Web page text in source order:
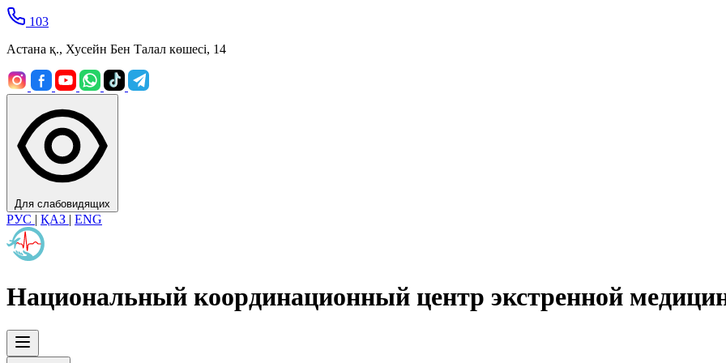
103
Астана қ., Хусейн Бен Талал көшесі, 14
Для слабовидящих
РУС | ҚАЗ | ENG
Национальный координационный центр экстренной